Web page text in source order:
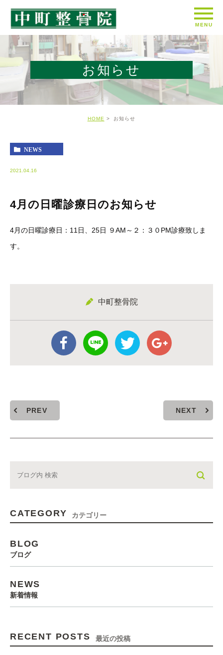
お知らせ
HOME お知らせ
NEWS
2021.04.16
4月の日曜診療日のお知らせ
4月の日曜診療日：11日、25日 ９AM～２：３０PM診療致しま
す。
中町整骨院
PREV NEXT
CATEGORY カテゴリー
BLOG
ブログ
NEWS
新着情報
RECENT POSTS 最近の投稿